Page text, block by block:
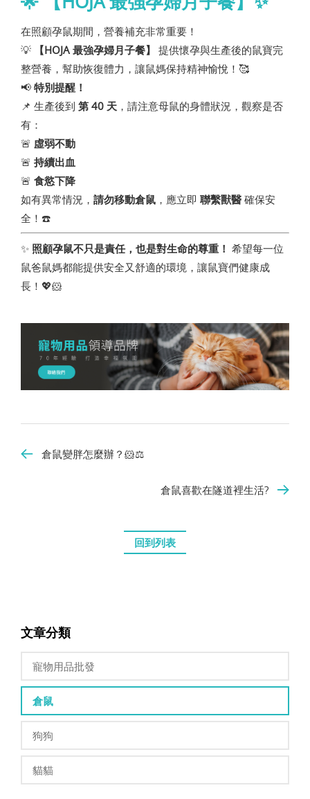
在照顧孕鼠期間，營養補充非常重要！
💡
【HOJA 最強孕婦月子餐】 提供懷孕與生產後的鼠寶完
整營養，幫助恢復體力，讓鼠媽保持精神愉悅！🥰
📢 特別提醒！
📌 生產後到 第 40 天 ，請注意母鼠的身體狀況，觀察是否
有：
🚨 虛弱不動
🚨 持續出血
🚨 食慾下降
如有異常情況， 請勿移動倉鼠 ，應立即 聯繫獸醫 確保安
全！☎️
✨ 照顧孕鼠不只是責任，也是對生命的尊重！ 希望每一位
鼠爸鼠媽都能提供安全又舒適的環境，讓鼠寶們健康成
長！💖🐹
倉鼠變胖怎麼辦？🐹⚖️
倉鼠喜歡在隧道裡生活?
回到列表
文章分類
寵物用品批發
倉鼠
狗狗
貓貓